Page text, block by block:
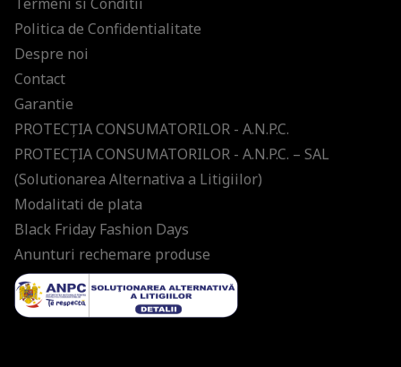
Politica de Confidentialitate
Despre noi
Contact
Garantie
PROTECŢIA CONSUMATORILOR - A.N.P.C.
PROTECŢIA CONSUMATORILOR - A.N.P.C. – SAL
(Solutionarea Alternativa a Litigiilor)
Modalitati de plata
Black Friday Fashion Days
Anunturi rechemare produse